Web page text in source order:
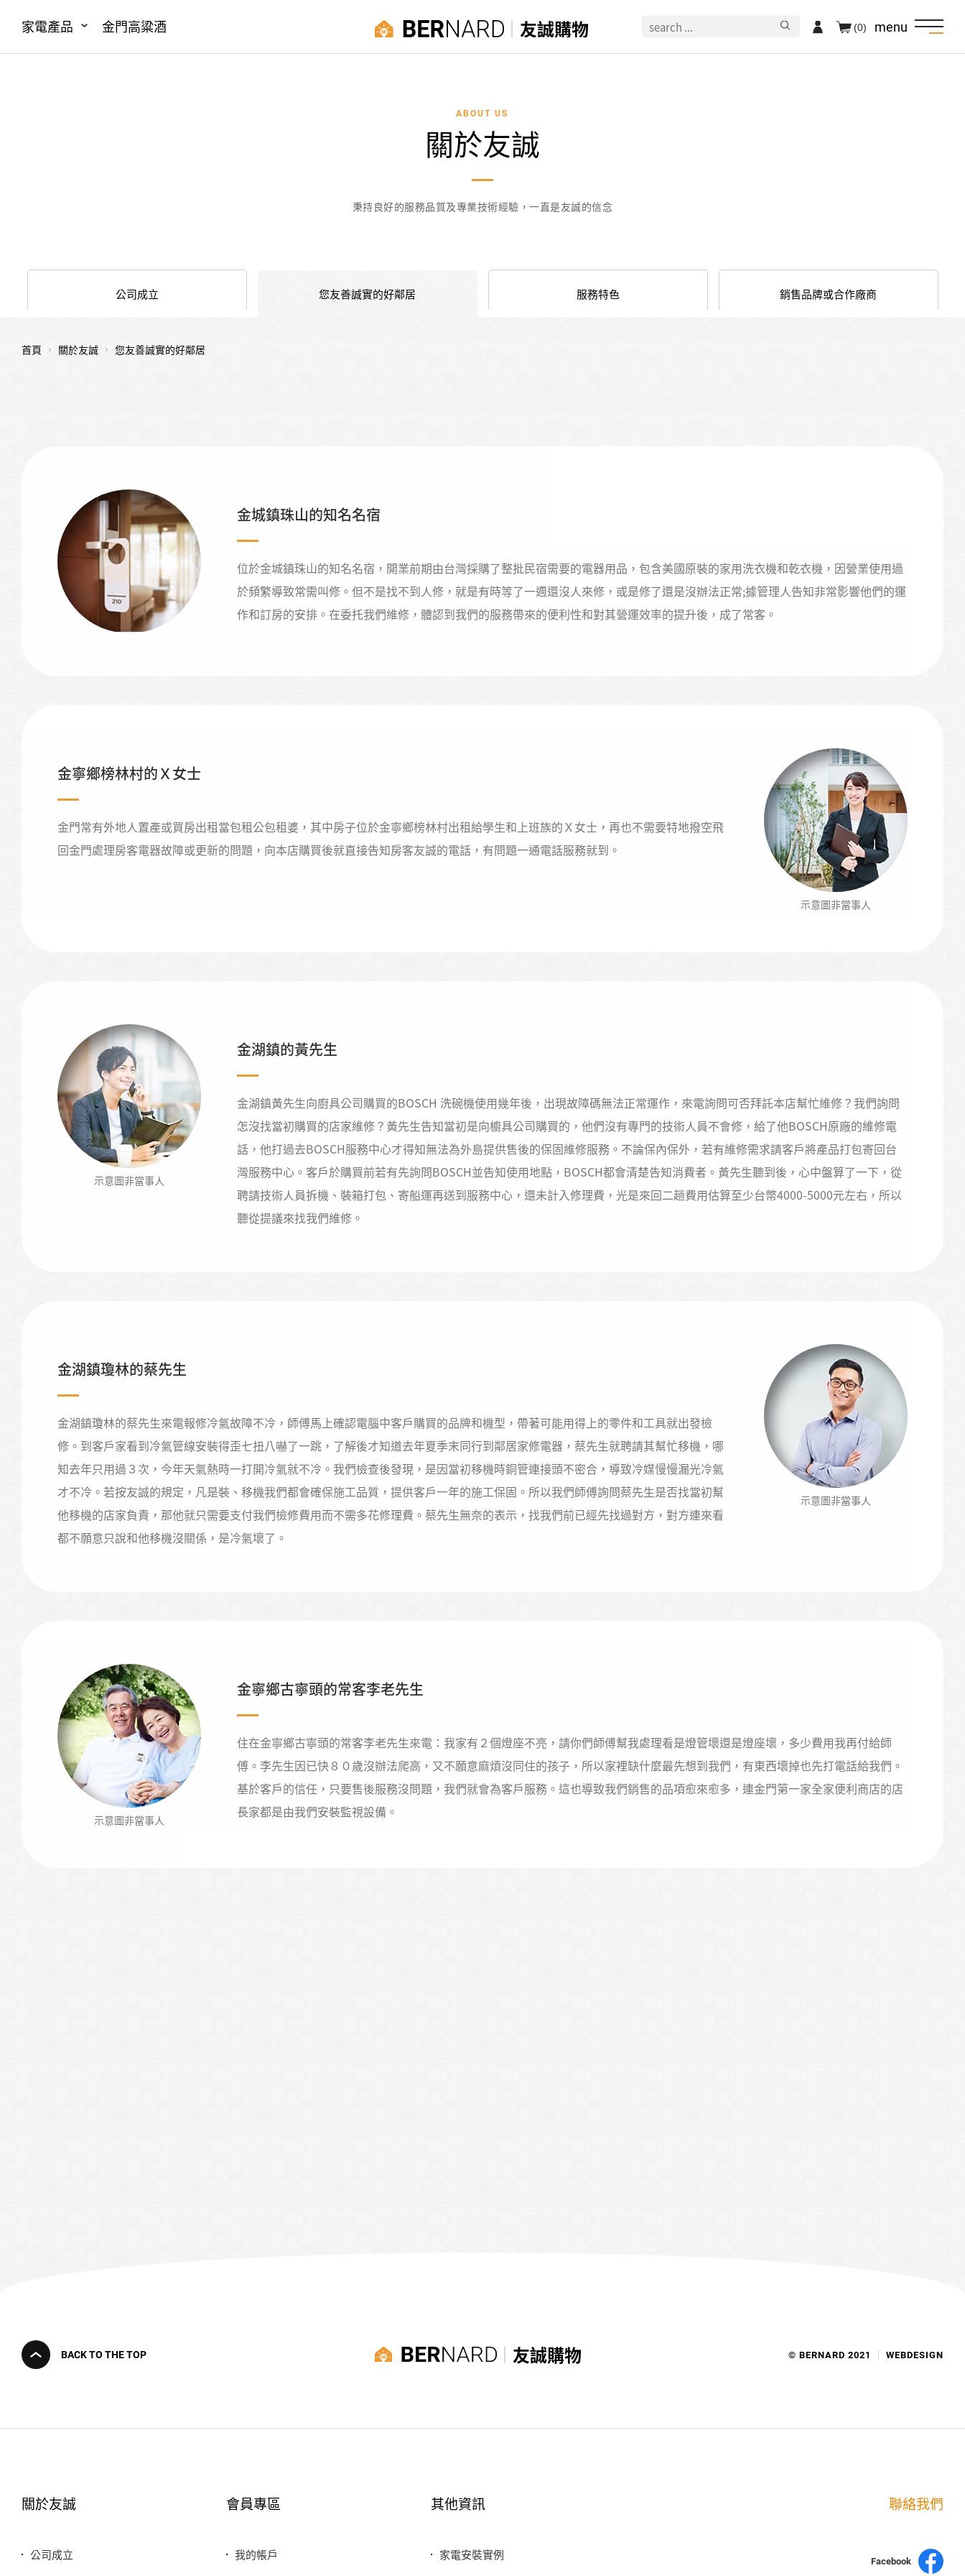
家電產品 金門高粱酒 友誠購物 menu
(0)
ABOUT US
關於友誠
秉持良好的服務品質及專業技術經驗，一直是友誠的信念
公司成立 您友善誠實的好鄰居 服務特色 銷售品牌或合作廠商
首頁 關於友誠 您友善誠實的好鄰居
金城鎮珠山的知名名宿
位於金城鎮珠山的知名名宿，開業前期由台灣採購了整批民宿需要的電器用品，包含美國原裝的家用洗衣機和乾衣機，因營業使用過
於頻繁導致常需叫修。但不是找不到人修，就是有時等了一週還沒人來修，或是修了還是沒辦法正常;據管理人告知非常影響他們的運
作和訂房的安排。在委托我們維修，體認到我們的服務帶來的便利性和對其營運效率的提升後，成了常客。
示意圖非當事人
金寧鄉榜林村的Ｘ女士
金門常有外地人置產或買房出租當包租公包租婆，其中房子位於金寧鄉榜林村出租給學生和上班族的Ｘ女士，再也不需要特地撥空飛
回金門處理房客電器故障或更新的問題，向本店購買後就直接告知房客友誠的電話，有問題一通電話服務就到。
示意圖非當事人
金湖鎮的黃先生
金湖鎮黃先生向廚具公司購買的BOSCH 洗碗機使用幾年後，出現故障碼無法正常運作，來電詢問可否拜託本店幫忙維修？我們詢問
怎沒找當初購買的店家維修？黃先生告知當初是向櫥具公司購買的，他們沒有專門的技術人員不會修，給了他BOSCH原廠的維修電
話，他打過去BOSCH服務中心才得知無法為外島提供售後的保固維修服務。不論保內保外，若有維修需求請客戶將產品打包寄回台
灣服務中心。客戶於購買前若有先詢問BOSCH並告知使用地點，BOSCH都會清楚告知消費者。黃先生聽到後，心中盤算了一下，從
聘請技術人員拆機、裝箱打包、寄船運再送到服務中心，還未計入修理費，光是來回二趟費用估算至少台幣4000-5000元左右，所以
聽從提議來找我們維修。
示意圖非當事人
金湖鎮瓊林的蔡先生
金湖鎮瓊林的蔡先生來電報修冷氣故障不冷，師傅馬上確認電腦中客戶購買的品牌和機型，帶著可能用得上的零件和工具就出發檢
修。到客戶家看到冷氣管線安裝得歪七扭八嚇了一跳，了解後才知道去年夏季末同行到鄰居家修電器，蔡先生就聘請其幫忙移機，哪
知去年只用過３次，今年天氣熱時一打開冷氣就不冷。我們檢查後發現，是因當初移機時銅管連接頭不密合，導致冷媒慢慢漏光冷氣
才不冷。若按友誠的規定，凡是裝、移機我們都會確保施工品質，提供客戶一年的施工保固。所以我們師傅詢問蔡先生是否找當初幫
他移機的店家負責，那他就只需要支付我們檢修費用而不需多花修理費。蔡先生無奈的表示，找我們前已經先找過對方，對方連來看
都不願意只說和他移機沒關係，是冷氣壞了。
示意圖非當事人
金寧鄉古寧頭的常客李老先生
住在金寧鄉古寧頭的常客李老先生來電：我家有２個燈座不亮，請你們師傅幫我處理看是燈管壞還是燈座壞，多少費用我再付給師
傅。李先生因已快８０歲沒辦法爬高，又不願意麻煩沒同住的孩子，所以家裡缺什麼最先想到我們，有東西壞掉也先打電話給我們。
基於客戶的信任，只要售後服務沒問題，我們就會為客戶服務。這也導致我們銷售的品項愈來愈多，連金門第一家全家便利商店的店
長家都是由我們安裝監視設備。
BACK TO THE TOP 友誠購物 © BERNARD 2021 WEBDESIGN
關於友誠
公司成立
會員專區
我的帳戶
其他資訊
家電安裝實例
聯絡我們
Facebook